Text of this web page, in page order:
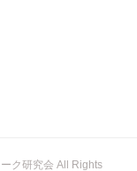
ク研究会 All Rights